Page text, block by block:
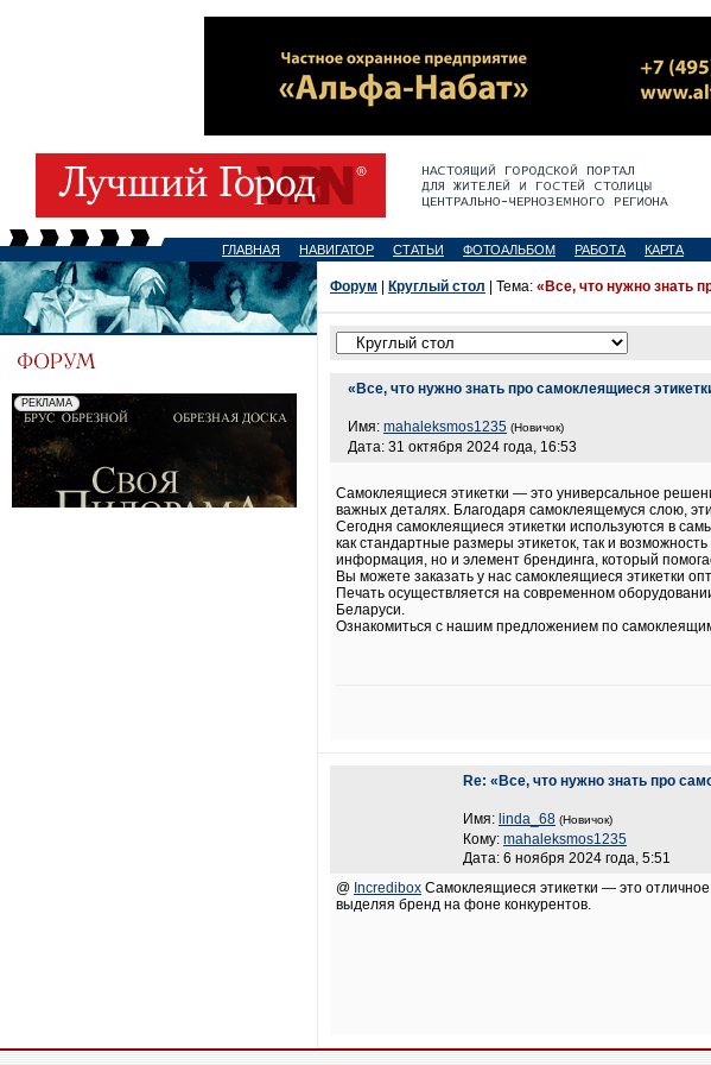
ГЛАВНАЯ НАВИГАТОР СТАТЬИ ФОТОАЛЬБОМ РАБОТА КАРТА
Форум Круглый стол | Тема: «Все, что нужно знать
«Все, что нужно знать про самоклеящиеся
Имя: mahaleksmos1235 (Новичок)
Дата: 31 октября 2024 года, 16:53
Самоклеящиеся этикетки — это универсальное
важных деталях. Благодаря самоклеящемуся слою,
Сегодня самоклеящиеся этикетки используются в
как стандартные размеры этикеток, так и
информация, но и элемент брендинга, который
Вы можете заказать у нас самоклеящиеся этикетки
Печать осуществляется на современном
Беларуси.
Ознакомиться с нашим предложением по
Re: «Все, что нужно знать про
Имя: linda_68 (Новичок)
Кому: mahaleksmos1235
Дата: 6 ноября 2024 года, 5:51
@ Incredibox Самоклеящиеся этикетки — это
выделяя бренд на фоне конкурентов.